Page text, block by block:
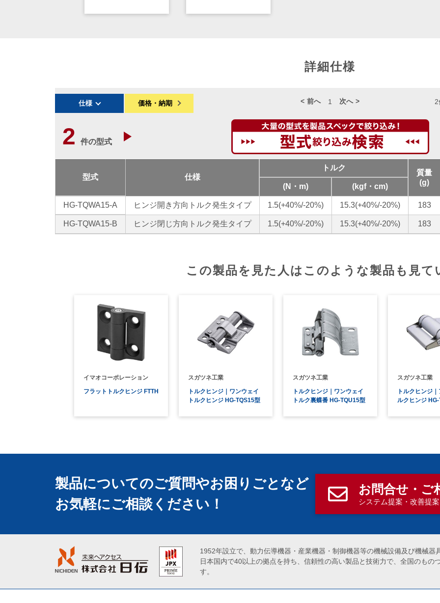
詳細仕様
前へ 1 次へ
仕様 価格・納期
2 件の型式
型式 仕様
トルク
質量
(g)
(N・m) (kgf・cm)
HG-TQWA15-A ヒンジ開き方向トルク発生タイプ 1.5(+40%/-20%) 15.3(+40%/-20%) 183
HG-TQWA15-B ヒンジ閉じ方向トルク発生タイプ 1.5(+40%/-20%) 15.3(+40%/-20%) 183
この製品を見た人はこのような製品も見て
イマオコーポレーション
フラットトルクヒンジ FTTH
スガツネ工業
トルクヒンジ｜ワンウェイ
トルクヒンジ HG-TQS15型
スガツネ工業
トルクヒンジ｜ワンウェイ
トルク裏蝶番 HG-TQU15型
スガツネ工業
トルクヒンジ
ルクヒンジ
製品についてのご質問やお困りごとなど
お気軽にご相談ください！
お問合せ・ご
システム提案・改善提
1952年設立で、動力伝導機器・産業機器・制御機器等の機械設備及び機械
日本国内で40以上の拠点を持ち、信頼性の高い製品と技術力で、全国のも
す。